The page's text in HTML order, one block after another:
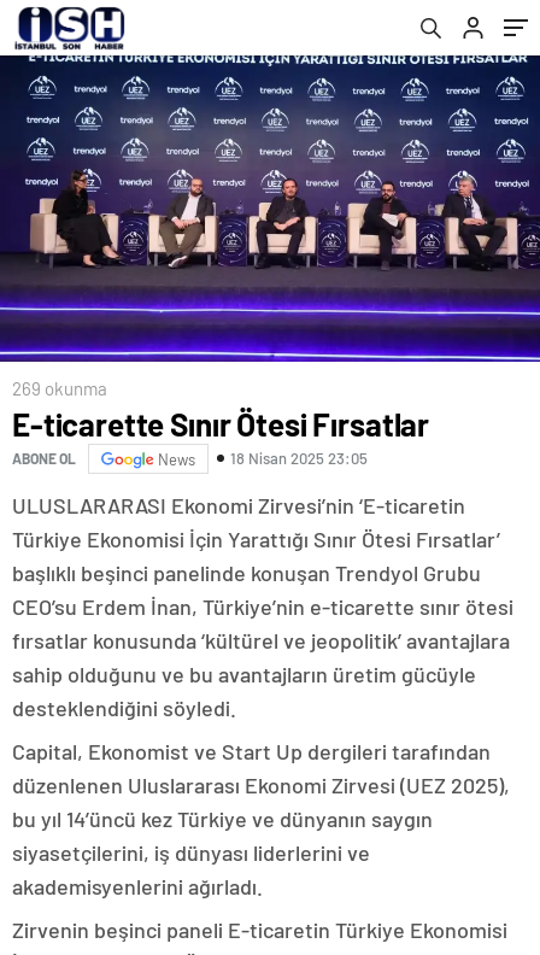
269 okunma
E-ticarette Sınır Ötesi Fırsatlar
ABONE OL News 18 Nisan 2025 23:05
ULUSLARARASI Ekonomi Zirvesi’nin ‘E-ticaretin
Türkiye Ekonomisi İçin Yarattığı Sınır Ötesi Fırsatlar’
başlıklı beşinci panelinde konuşan Trendyol Grubu
CEO’su Erdem İnan, Türkiye’nin e-ticarette sınır ötesi
fırsatlar konusunda ‘kültürel ve jeopolitik’ avantajlara
sahip olduğunu ve bu avantajların üretim gücüyle
desteklendiğini söyledi.
Capital, Ekonomist ve Start Up dergileri tarafından
düzenlenen Uluslararası Ekonomi Zirvesi (UEZ 2025),
bu yıl 14’üncü kez Türkiye ve dünyanın saygın
siyasetçilerini, iş dünyası liderlerini ve
akademisyenlerini ağırladı.
Zirvenin beşinci paneli E-ticaretin Türkiye Ekonomisi